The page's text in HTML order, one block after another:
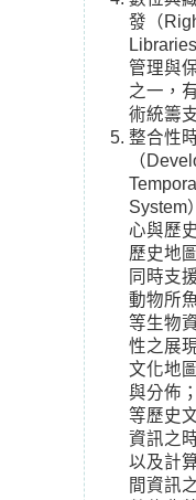
發（
管理與
之一，
術統籌
整合性
（
System
心與歷
歷史地
同時支
動物所
等生物
性之展
文化地
與分佈
等歷史
資訊之
以及計
間資訊